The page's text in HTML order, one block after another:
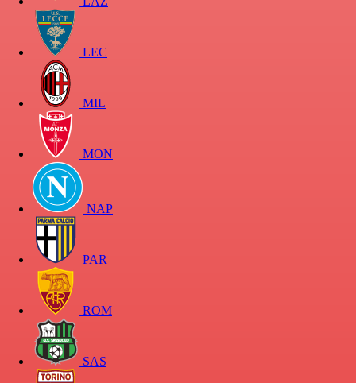
LEC
MIL
MON
NAP
PAR
ROM
SAS